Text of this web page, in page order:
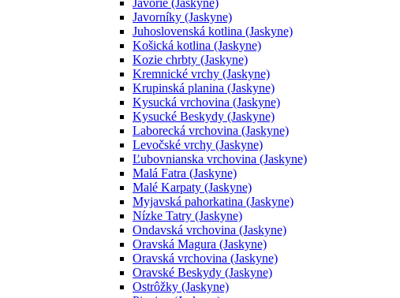
Javorníky (Jaskyne)
Juhoslovenská kotlina (Jaskyne)
Košická kotlina (Jaskyne)
Kozie chrbty (Jaskyne)
Kremnické vrchy (Jaskyne)
Krupinská planina (Jaskyne)
Kysucká vrchovina (Jaskyne)
Kysucké Beskydy (Jaskyne)
Laborecká vrchovina (Jaskyne)
Levočské vrchy (Jaskyne)
Ľubovnianska vrchovina (Jaskyne)
Malá Fatra (Jaskyne)
Malé Karpaty (Jaskyne)
Myjavská pahorkatina (Jaskyne)
Nízke Tatry (Jaskyne)
Ondavská vrchovina (Jaskyne)
Oravská Magura (Jaskyne)
Oravská vrchovina (Jaskyne)
Oravské Beskydy (Jaskyne)
Ostrôžky (Jaskyne)